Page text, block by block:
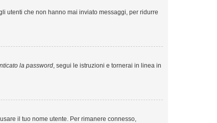
utenti che non hanno mai inviato messaggi, per ridurre
la password, segui le istruzioni e tornerai in linea in
il tuo nome utente. Per rimanere connesso,